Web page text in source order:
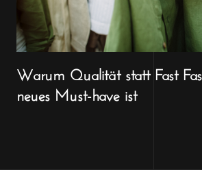
Warum Qualität statt Fast
neues Must-have ist